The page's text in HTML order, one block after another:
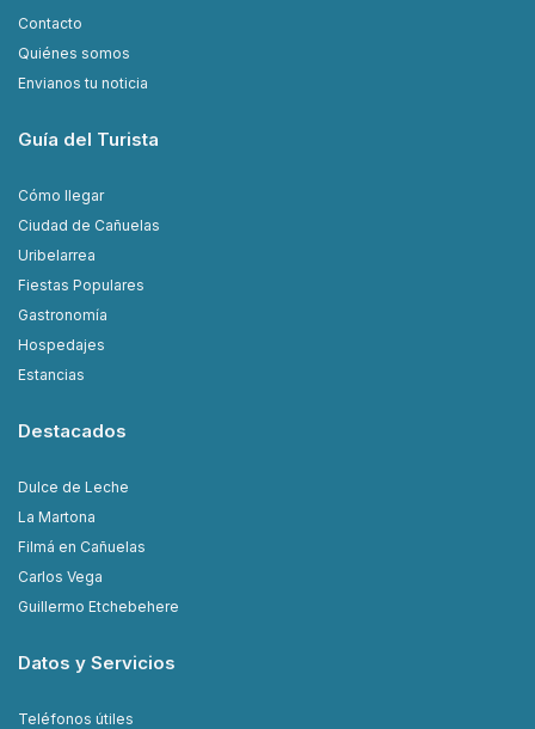
Contacto
Quiénes somos
Envianos tu noticia
Guía del Turista
Cómo llegar
Ciudad de Cañuelas
Uribelarrea
Fiestas Populares
Gastronomía
Hospedajes
Estancias
Destacados
Dulce de Leche
La Martona
Filmá en Cañuelas
Carlos Vega
Guillermo Etchebehere
Datos y Servicios
Teléfonos útiles